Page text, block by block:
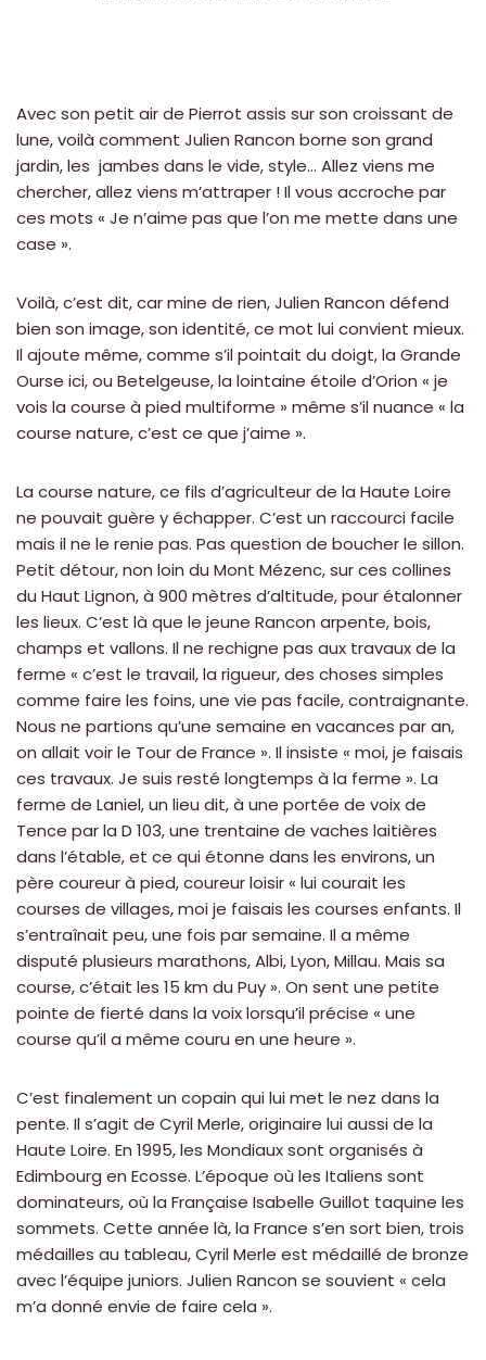
Avec son petit air de Pierrot assis sur son croissant de
lune, voilà comment Julien Rancon borne son grand
jardin, les jambes dans le vide, style… Allez viens me
chercher, allez viens m’attraper ! Il vous accroche par
ces mots « Je n’aime pas que l’on me mette dans une
case ».
Voilà, c’est dit, car mine de rien, Julien Rancon défend
bien son image, son identité, ce mot lui convient mieux.
Il ajoute même, comme s’il pointait du doigt, la Grande
Ourse ici, ou Betelgeuse, la lointaine étoile d’Orion « je
vois la course à pied multiforme » même s’il nuance « la
course nature, c’est ce que j’aime ».
La course nature, ce fils d’agriculteur de la Haute Loire
ne pouvait guère y échapper. C’est un raccourci facile
mais il ne le renie pas. Pas question de boucher le sillon.
Petit détour, non loin du Mont Mézenc, sur ces collines
du Haut Lignon, à 900 mètres d’altitude, pour étalonner
les lieux. C’est là que le jeune Rancon arpente, bois,
champs et vallons. Il ne rechigne pas aux travaux de la
ferme « c’est le travail, la rigueur, des choses simples
comme faire les foins, une vie pas facile, contraignante.
Nous ne partions qu’une semaine en vacances par an,
on allait voir le Tour de France ». Il insiste « moi, je faisais
ces travaux. Je suis resté longtemps à la ferme ». La
ferme de Laniel, un lieu dit, à une portée de voix de
Tence par la D 103, une trentaine de vaches laitières
dans l’étable, et ce qui étonne dans les environs, un
père coureur à pied, coureur loisir « lui courait les
courses de villages, moi je faisais les courses enfants. Il
s’entraînait peu, une fois par semaine. Il a même
disputé plusieurs marathons, Albi, Lyon, Millau. Mais sa
course, c’était les 15 km du Puy ». On sent une petite
pointe de fierté dans la voix lorsqu’il précise « une
course qu’il a même couru en une heure ».
C’est finalement un copain qui lui met le nez dans la
pente. Il s’agit de Cyril Merle, originaire lui aussi de la
Haute Loire. En 1995, les Mondiaux sont organisés à
Edimbourg en Ecosse. L’époque où les Italiens sont
dominateurs, où la Française Isabelle Guillot taquine les
sommets. Cette année là, la France s’en sort bien, trois
médailles au tableau, Cyril Merle est médaillé de bronze
avec l’équipe juniors. Julien Rancon se souvient « cela
m’a donné envie de faire cela ».